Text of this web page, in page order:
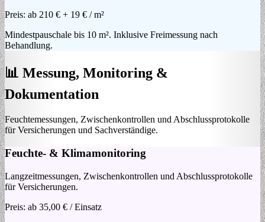
Preis: ab 210 € + 19 € / m²
Mindestpauschale bis 10 m². Inklusive Freimessung nach
Behandlung.
📊 Messung, Monitoring &
Dokumentation
Feuchtemessungen, Zwischenkontrollen und Abschlussprotokolle
für Versicherungen und Sachverständige.
Feuchte‑ & Klimamonitoring
Langzeitmessungen, Zwischenkontrollen und Abschlussprotokolle
für Versicherungen.
Preis: ab 35,00 € / Einsatz